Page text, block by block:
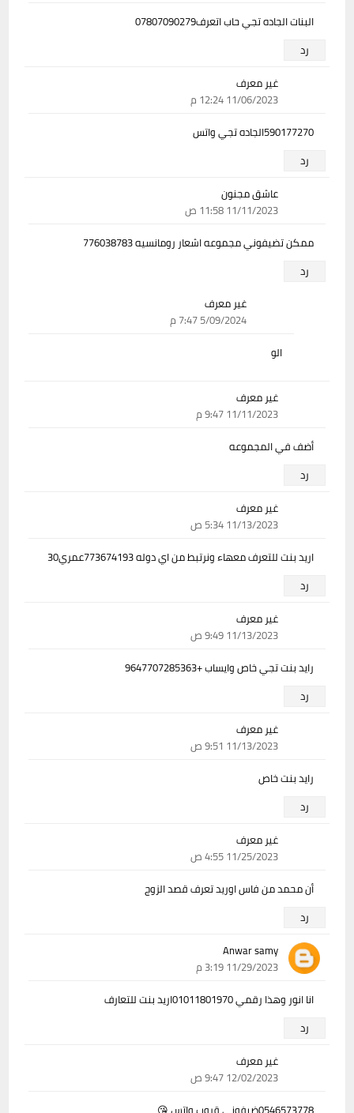
البنات الجاده تجي حاب اتعرف07807090279
رد
غير معرف
11/06/2023 12:24 م
590177270الجاده تجي واتس
رد
عاشق مجنون
11/11/2023 11:58 ص
ممكن تضيفوني مجموعه اشعار رومانسيه 776038783
رد
غير معرف
5/09/2024 7:47 م
الو
غير معرف
11/11/2023 9:47 م
أضف في المجموعه
رد
غير معرف
11/13/2023 5:34 ص
اريد بنت للتعرف معهاء ونرتبط من اي دوله 773674193عمري30
رد
غير معرف
11/13/2023 9:49 ص
رايد بنت تجي خاص وايساب +9647707285363
رد
غير معرف
11/13/2023 9:51 ص
رايد بنت خاص
رد
غير معرف
11/25/2023 4:55 ص
أن محمد من فاس اوريد تعرف قصد الزوج
رد
Anwar samy
11/29/2023 3:19 م
انا انور وهذا رقمي 01011801970اريد بنت للتعارف
رد
غير معرف
12/02/2023 9:47 ص